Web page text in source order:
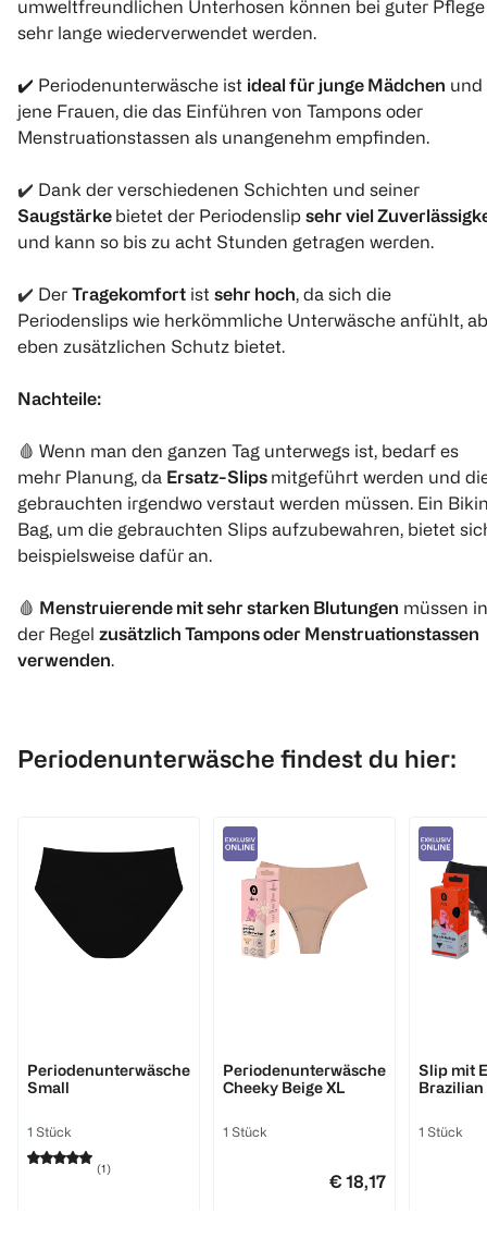
umweltfreundlichen Unterhosen können bei guter Pflege
sehr lange wiederverwendet werden.
✔️ Periodenunterwäsche ist ideal für junge Mädchen und
jene Frauen, die das Einführen von Tampons oder
Menstruationstassen als unangenehm empfinden.
✔️ Dank der verschiedenen Schichten und seiner
Saugstärke bietet der Periodenslip sehr viel
und kann so bis zu acht Stunden getragen werden.
✔️ Der Tragekomfort ist sehr hoch, da sich die
Periodenslips wie herkömmliche Unterwäsche anfühlt,
eben zusätzlichen Schutz bietet.
Nachteile:
🩸 Wenn man den ganzen Tag unterwegs ist, bedarf es
mehr Planung, da Ersatz-Slips mitgeführt werden und
gebrauchten irgendwo verstaut werden müssen. Ein
Bag, um die gebrauchten Slips aufzubewahren, bietet
beispielsweise dafür an.
🩸 Menstruierende mit sehr starken Blutungen müssen in
der Regel zusätzlich Tampons oder Menstruationstassen
verwenden.
Periodenunterwäsche findest du hier:
Periodenunterwäsche
Small
1 Stück
(1)
Periodenunterwäsche
Cheeky Beige XL
1 Stück
€ 18,17
Slip mit
1 Stück